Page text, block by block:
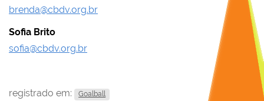
brenda@cbdv.org.br
Sofia Brito
sofia@cbdv.org.br
registrado em: Goalball